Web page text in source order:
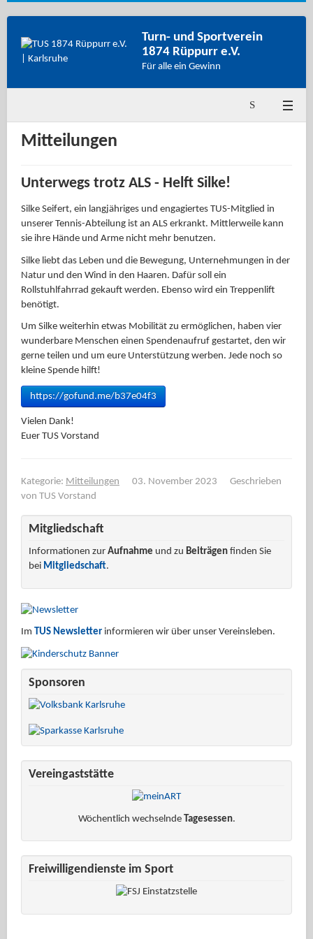
Turn- und Sportverein
1874 Rüppurr e.V.
Für alle ein Gewinn
Mitteilungen
Unterwegs trotz ALS - Helft Silke!
Silke Seifert, ein langjähriges und engagiertes TUS-Mitglied in
unserer Tennis-Abteilung ist an ALS erkrankt. Mittlerweile kann
sie ihre Hände und Arme nicht mehr benutzen.
Silke liebt das Leben und die Bewegung, Unternehmungen in der
Natur und den Wind in den Haaren. Dafür soll ein
Rollstuhlfahrrad gekauft werden. Ebenso wird ein Treppenlift
benötigt.
Um Silke weiterhin etwas Mobilität zu ermöglichen, haben vier
wunderbare Menschen einen Spendenaufruf gestartet, den wir
gerne teilen und um eure Unterstützung werben. Jede noch so
kleine Spende hilft!
https://gofund.me/b37e04f3
Vielen Dank!
Euer TUS Vorstand
Kategorie: Mitteilungen 03. November 2023
Geschrieben
von TUS Vorstand
Mitgliedschaft
Informationen zur Aufnahme und zu Beiträgen finden Sie
bei Mitgliedschaft.
Im TUS Newsletter informieren wir über unser Vereinsleben.
Sponsoren
Vereingaststätte
Wöchentlich wechselnde Tagesessen.
Freiwilligendienste im Sport